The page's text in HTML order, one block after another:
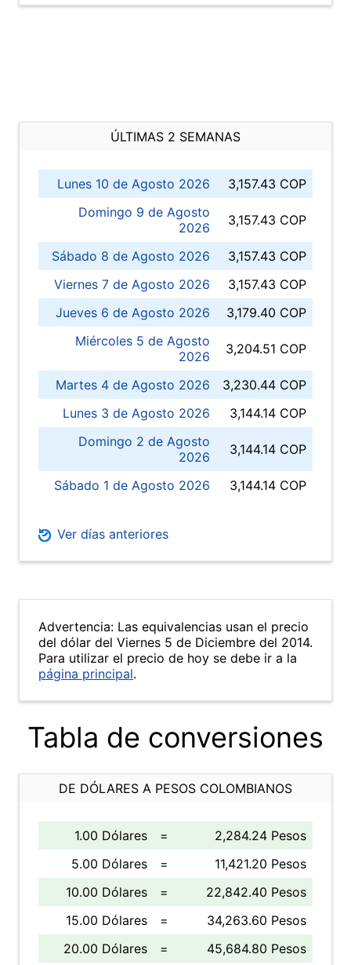
ÚLTIMAS 2 SEMANAS
Lunes 10 de Agosto 2026
3,157.43 COP
Domingo 9 de Agosto
2026
3,157.43 COP
Sábado 8 de Agosto 2026
3,157.43 COP
Viernes 7 de Agosto 2026
3,157.43 COP
Jueves 6 de Agosto 2026
3,179.40 COP
Miércoles 5 de Agosto
2026
3,204.51 COP
Martes 4 de Agosto 2026
3,230.44 COP
Lunes 3 de Agosto 2026
3,144.14 COP
Domingo 2 de Agosto
2026
3,144.14 COP
Sábado 1 de Agosto 2026 3,144.14 COP
Ver días anteriores
Advertencia: Las equivalencias usan el precio
del dólar del Viernes 5 de Diciembre del 2014.
Para utilizar el precio de hoy se debe ir a la
página principal.
Tabla de conversiones
DE DÓLARES A PESOS COLOMBIANOS
1.00 Dólares =
2,284.24 Pesos
5.00 Dólares
=
11,421.20 Pesos
10.00 Dólares
=
22,842.40 Pesos
15.00 Dólares
=
34,263.60 Pesos
20.00 Dólares
=
45,684.80 Pesos